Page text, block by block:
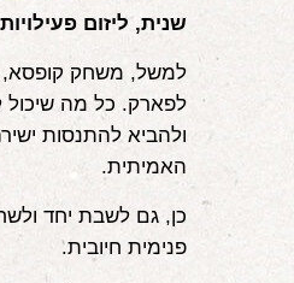
שנית, ליזום
למשל, משחק קופסא,
לפארק. כל מה שיכול
ולהביא להתנסות
האמיתית.
כן, גם לשבת יחד
פנימית חיובית.